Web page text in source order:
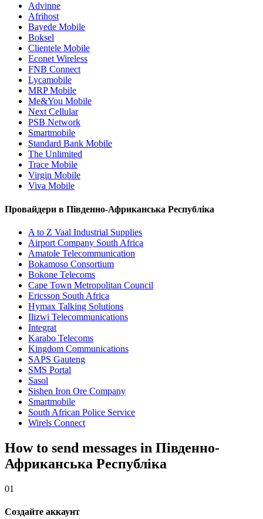
Advinne
Afrihost
Bayede Mobile
Boksel
Clientele Mobile
Econet Wireless
FNB Connect
Lycamobile
MRP Mobile
Me&You Mobile
Next Cellular
PSB Network
Smartmobile
Standard Bank Mobile
The Unlimited
Trace Mobile
Virgin Mobile
Viva Mobile
Провайдери в Південно-Африканська Республіка
A to Z Vaal Industrial Supplies
Airport Company South Africa
Amatole Telecommunication
Bokamoso Consortium
Bokone Telecoms
Cape Town Metropolitan Council
Ericsson South Africa
Hymax Talking Solutions
Ilizwi Telecommunications
Integrat
Karabo Telecoms
Kingdom Communications
SAPS Gauteng
SMS Portal
Sasol
Sishen Iron Ore Company
Smartmobile
South African Police Service
Wirels Connect
How to send messages in Південно-
Африканська Республіка
01
Создайте аккаунт